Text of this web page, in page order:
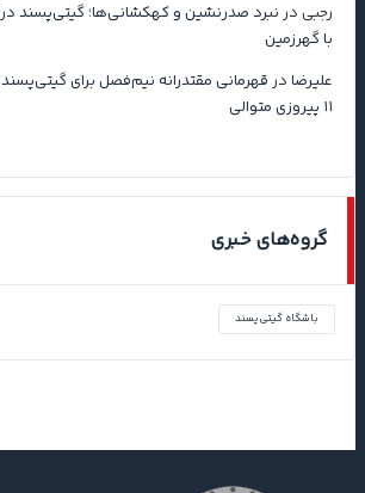
رجبی در نبرد صدرنشین و کهکشانی‌ها؛ گیتی‌پسند در
با گهرزمین
علیرضا در قهرمانی مقتدرانه نیم‌فصل برای گیتی‌پسند
۱۱ پیروزی متوالی
گروه‌های خبری
باشگاه گیتی‌پسند